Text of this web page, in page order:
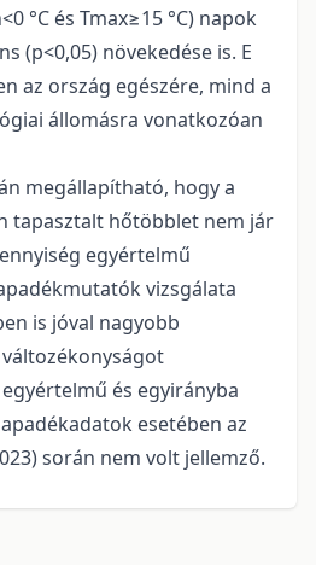
°C és Tmax≥15 °C) napok
(p<0,05) növekedése is. E
az ország egészére, mind a
állomásra vonatkozóan
megállapítható, hogy a
tapasztalt hőtöbblet nem jár
egyértelmű
vizsgálata
is jóval nagyobb
és egyirányba
esetében az
során nem volt jellemző.